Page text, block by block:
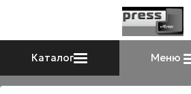
Каталог Меню